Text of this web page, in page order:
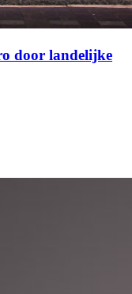
door landelijke